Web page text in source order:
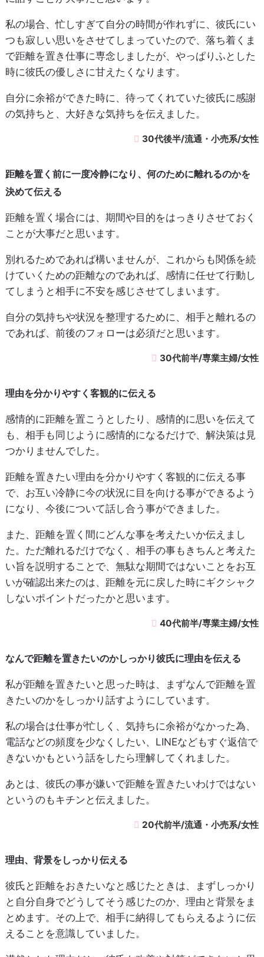
私の場合、忙しすぎて自分の時間が作れずに、彼氏にい
つも寂しい思いをさせてしまっていたので、落ち着くま
で距離を置き仕事に専念しましたが、やっぱりふとした
時に彼氏の優しさに甘えたくなります。
自分に余裕ができた時に、待ってくれていた彼氏に感謝
の気持ちと、大好きな気持ちを伝えました。
30代後半/流通・小売系/女性
距離を置く前に一度冷静になり、何のために離れるのかを
決めて伝える
距離を置く場合には、期間や目的をはっきりさせておく
ことが大事だと思います。
別れるためであれば構いませんが、これからも関係を続
けていくための距離なのであれば、感情に任せて行動し
てしまうと相手に不安を感じさせてしまいます。
自分の気持ちや状況を整理するために、相手と離れるの
であれば、前後のフォローは必須だと思います。
30代前半/専業主婦/女性
理由を分かりやすく客観的に伝える
感情的に距離を置こうとしたり、感情的に思いを伝えて
も、相手も同じように感情的になるだけで、解決策は見
つかりませんでした。
距離を置きたい理由を分かりやすく客観的に伝える事
で、お互い冷静に今の状況に目を向ける事ができるよう
になり、今後について話し合う事ができました。
また、距離を置く間にどんな事を考えたいか伝えまし
た。ただ離れるだけでなく、相手の事もきちんと考えた
い旨を説明することで、無駄な期間ではないことをお互
いが確認出来たのは、距離を元に戻した時にギクシャク
しないポイントだったかと思います。
40代前半/専業主婦/女性
なんで距離を置きたいのかしっかり彼氏に理由を伝える
私が距離を置きたいと思った時は、まずなんで距離を置
きたいのかをしっかり話すようにしています。
私の場合は仕事が忙しく、気持ちに余裕がなかった為、
電話などの頻度を少なくしたい、LINEなどもすぐ返信で
きないかもという話をしたら理解してくれました。
あとは、彼氏の事が嫌いで距離を置きたいわけではない
というのもキチンと伝えました。
20代前半/流通・小売系/女性
理由、背景をしっかり伝える
彼氏と距離をおきたいなと感じたときは、まずしっかり
と自分自身でどうしてそう感じたのか、理由と背景をま
とめます。その上で、相手に納得してもらえるように伝
えることを意識していました。